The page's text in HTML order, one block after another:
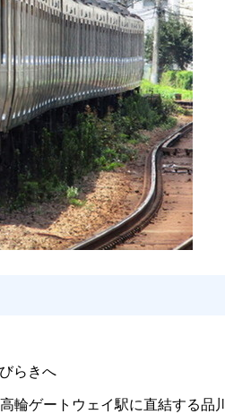
らきへ
輪ゲートウェイ駅に直結する